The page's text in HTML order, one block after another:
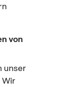
von
unser